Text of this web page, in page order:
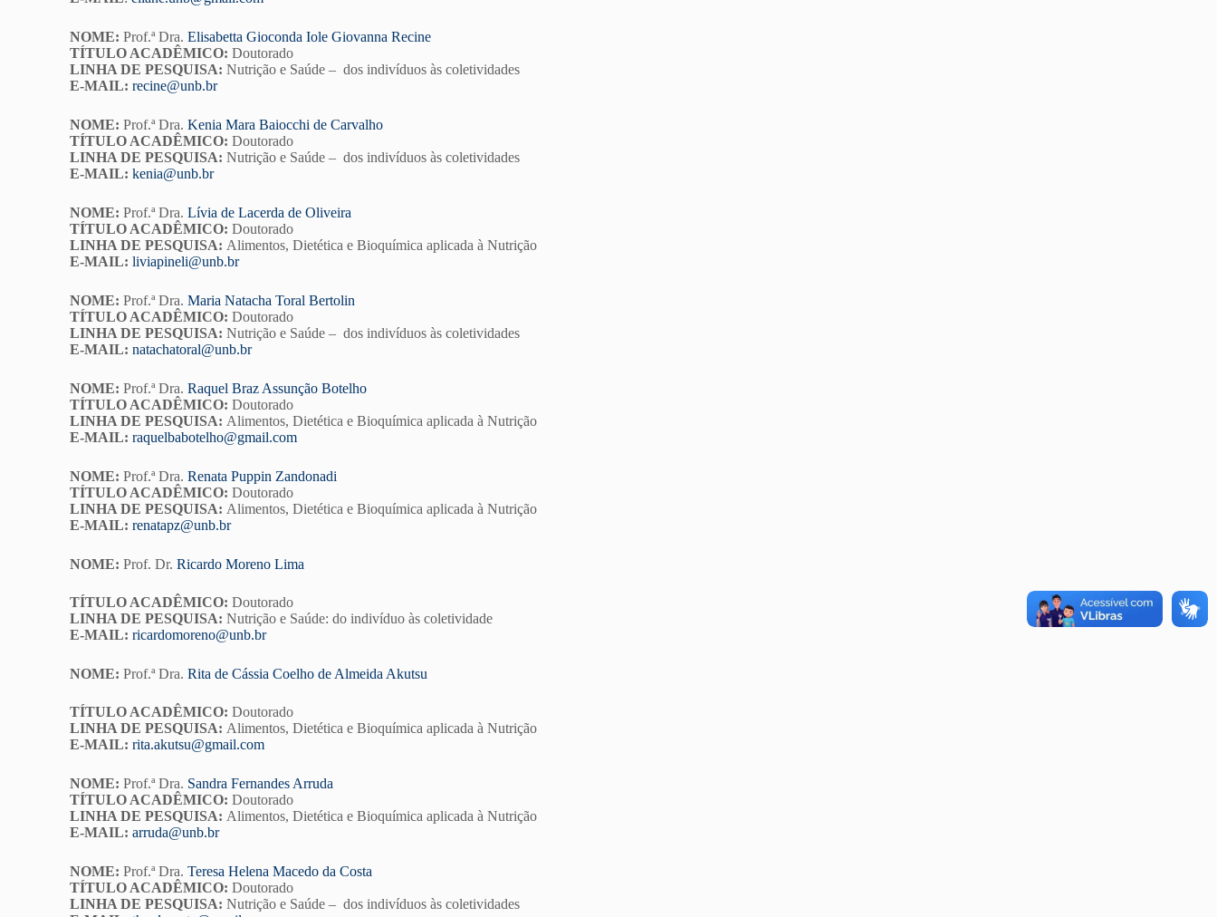
NOME: Prof.ª Dra. Elisabetta Gioconda Iole Giovanna Recine
TÍTULO ACADÊMICO: Doutorado
LINHA DE PESQUISA: Nutrição e Saúde – dos indivíduos às coletividades
E-MAIL: recine@unb.br
NOME: Prof.ª Dra. Kenia Mara Baiocchi de Carvalho
TÍTULO ACADÊMICO: Doutorado
LINHA DE PESQUISA:Nutrição e Saúde – dos indivíduos às coletividades
E-MAIL: kenia@unb.br
NOME:Prof.ª Dra. Lívia de Lacerda de Oliveira
TÍTULO ACADÊMICO: Doutorado
LINHA DE PESQUISA: Alimentos, Dietética e Bioquímica aplicada à Nutrição
E-MAIL: liviapineli@unb.br
NOME:Prof.ª Dra. Maria Natacha Toral Bertolin
TÍTULO ACADÊMICO: Doutorado
LINHA DE PESQUISA: Nutrição e Saúde – dos indivíduos às coletividades
E-MAIL: natachatoral@unb.br
NOME:Prof.ª Dra.Raquel Braz Assunção Botelho
TÍTULO ACADÊMICO: Doutorado
LINHA DE PESQUISA: Alimentos, Dietética e Bioquímica aplicada à Nutrição
E-MAIL: raquelbabotelho@gmail.com
NOME: Prof.ª Dra.Renata Puppin Zandonadi
TÍTULO ACADÊMICO: Doutorado
LINHA DE PESQUISA: Alimentos, Dietética e Bioquímica aplicada à Nutrição
E-MAIL: renatapz@unb.br
NOME: Prof. Dr. Ricardo Moreno Lima
TÍTULO ACADÊMICO: Doutorado
LINHA DE PESQUISA: Nutrição e Saúde: do indivíduo às coletividade
E-MAIL: ricardomoreno@unb.br
NOME: Prof.ª Dra. Rita de Cássia Coelho de Almeida Akutsu
TÍTULO ACADÊMICO: Doutorado
LINHA DE PESQUISA: Alimentos, Dietética e Bioquímica aplicada à Nutrição
E-MAIL: rita.akutsu@gmail.com
NOME: Prof.ª Dra. Sandra Fernandes Arruda
TÍTULO ACADÊMICO: Doutorado
LINHA DE PESQUISA: Alimentos, Dietética e Bioquímica aplicada à Nutrição
E-MAIL: arruda@unb.br
NOME:Prof.ª Dra.Teresa Helena Macedo da Costa
TÍTULO ACADÊMICO: Doutorado
LINHA DE PESQUISA: Nutrição e Saúde – dos indivíduos às coletividades